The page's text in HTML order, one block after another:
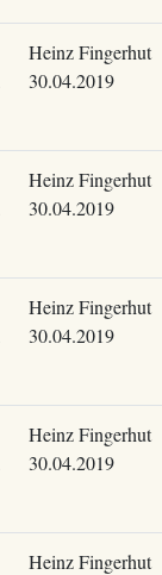
Heinz Fingerhut
30.04.2019
Heinz Fingerhut
30.04.2019
Heinz Fingerhut
30.04.2019
Heinz Fingerhut
30.04.2019
Heinz Fingerhut